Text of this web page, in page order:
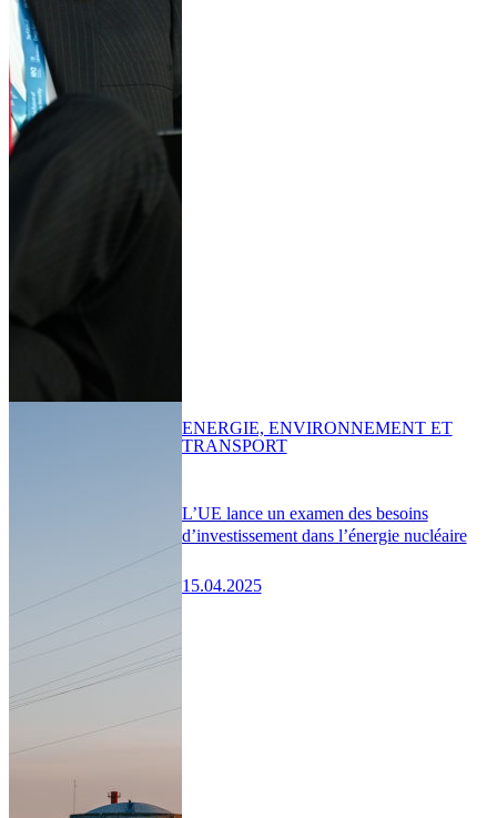
L’UE lance un examen des besoins
d’investissement dans l’énergie nucléaire
15.04.2025
ENERGIE, ENVIRONNEMENT ET
TRANSPORT